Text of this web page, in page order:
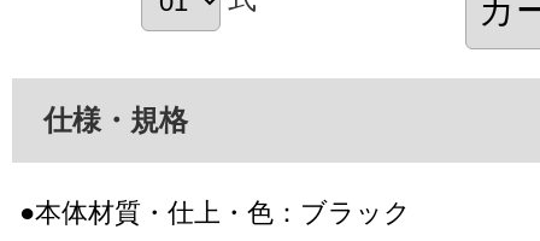
仕様・規格
●本体材質・仕上・色：ブラック